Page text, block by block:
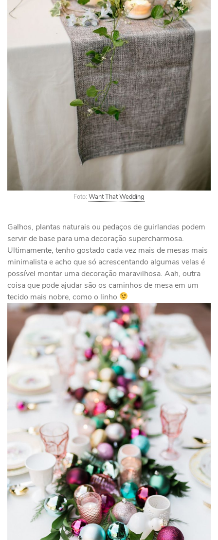
Foto: Want That Wedding
Galhos, plantas naturais ou pedaços de guirlandas podem
servir de base para uma decoração supercharmosa.
Ultimamente, tenho gostado cada vez mais de mesas mais
minimalista e acho que só acrescentando algumas velas é
possível montar uma decoração maravilhosa. Aah, outra
coisa que pode ajudar são os caminhos de mesa em um
tecido mais nobre, como o linho